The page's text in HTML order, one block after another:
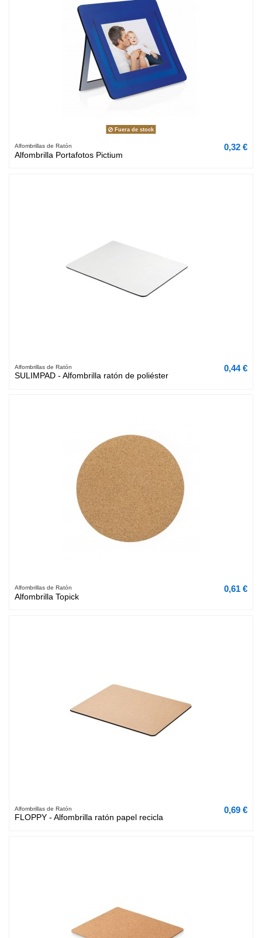
Fuera de stock
Alfombrillas de Ratón
Alfombrilla Portafotos Pictium
0,32 €
Alfombrillas de Ratón
SULIMPAD - Alfombrilla ratón de poliéster
0,44 €
Alfombrillas de Ratón
Alfombrilla Topick
0,61 €
Alfombrillas de Ratón
FLOPPY - Alfombrilla ratón papel recicla
0,69 €